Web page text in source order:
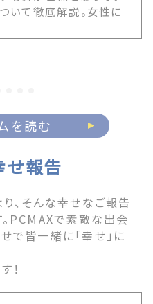
ついて徹底解説。女性に
伝授します。また20
モテる男への近道は
マッチングサイト
を読む
せ報告
、そんな幸せなご報告
PCMAXで素敵な出会
で皆一緒に「幸せ」に
！